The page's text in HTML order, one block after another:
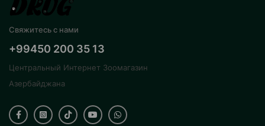
Свяжитесь с нами
+99450 200 35 13
Центральный Интернет Зоомагазин
Азербайджана